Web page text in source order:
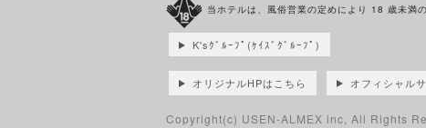
当ホテルは、風俗営業の定めにより 18 歳未満
K'sｸﾞﾙｰﾌﾟ(ｹｲｽﾞｸﾞﾙｰﾌﾟ)
オリジナルHPはこちら オフィシャル
Copyright(c) USEN-ALMEX inc, All Rights